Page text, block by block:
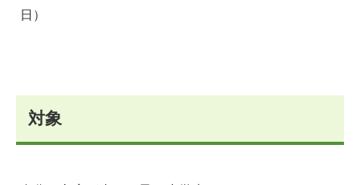
日）
対象